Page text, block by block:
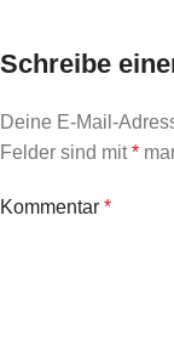
Schreibe
Deine E-Mail-
Felder sind mit*
Kommentar *